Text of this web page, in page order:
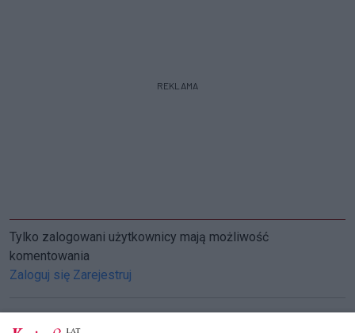
REKLAMA
Tylko zalogowani użytkownicy mają możliwość
komentowania
Zaloguj się Zarejestruj